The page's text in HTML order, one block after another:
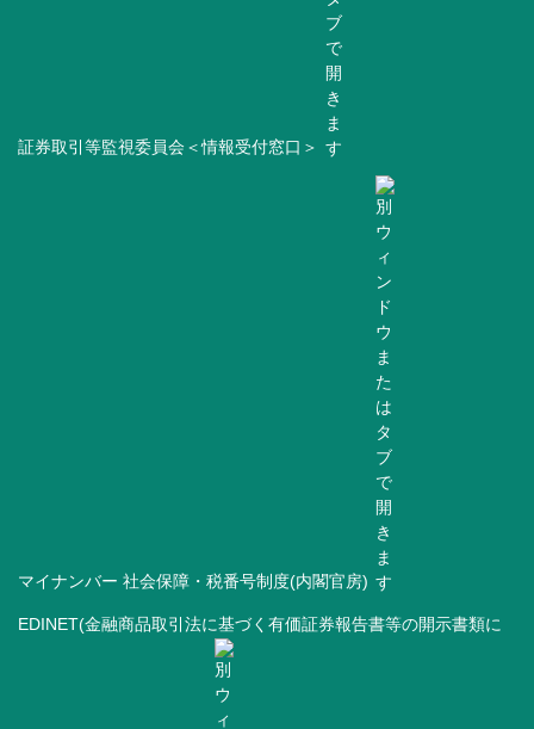
証券取引等監視委員会＜情報受付窓口＞
マイナンバー 社会保障・税番号制度(内閣官房)
EDINET(金融商品取引法に基づく有価証券報告書等の開示書類に